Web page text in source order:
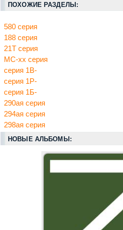
ПОХОЖИЕ РАЗДЕЛЫ:
580 серия
188 серия
21Т серия
МС-хх серия
серия 1В-
серия 1Р-
серия 1Б-
290ая серия
294ая серия
298ая серия
НОВЫЕ АЛЬБОМЫ: